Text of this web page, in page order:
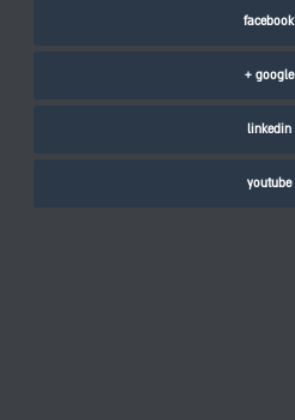
facebook
google +
linkedin
youtube